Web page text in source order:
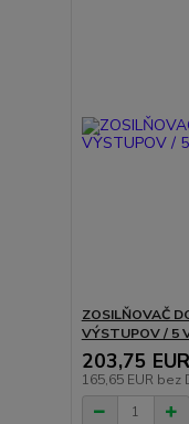
ZOSILŇOVAČ
VÝSTUPOV / 5
203,75 EUR
165,65 EUR bez